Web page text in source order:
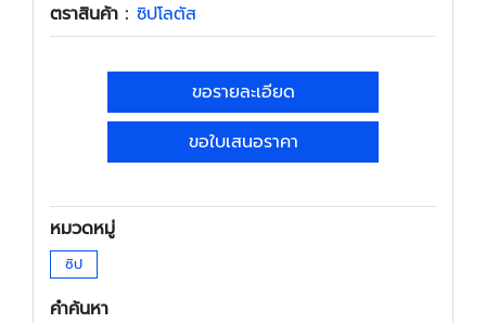
ตราสินค้า : ซิปโลตัส
ขอรายละเอียด
ขอใบเสนอราคา
หมวดหมู่
ซิป
คำค้นหา